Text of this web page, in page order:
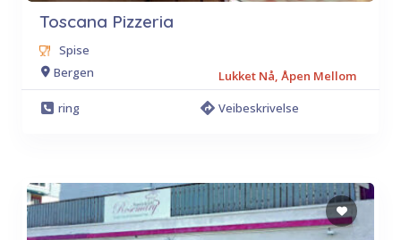
Toscana Pizzeria
Spise
Bergen
Lukket Nå, Åpen Mellom
ring
Veibeskrivelse